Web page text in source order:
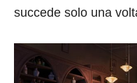
succede solo una